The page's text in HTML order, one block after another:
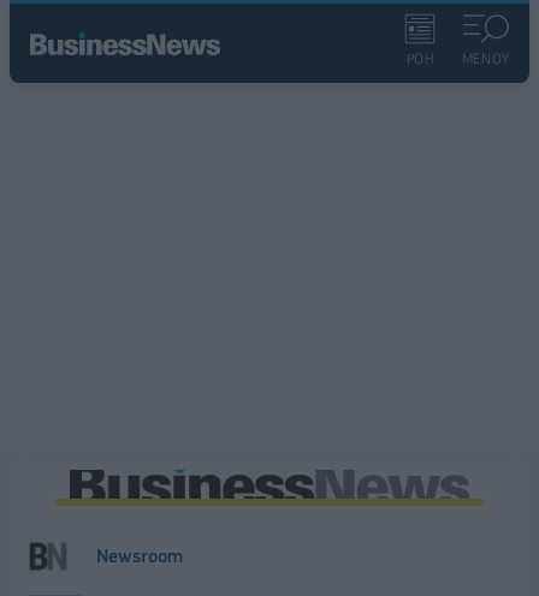
ΡΟΗ ΜΕΝΟΥ
Newsroom